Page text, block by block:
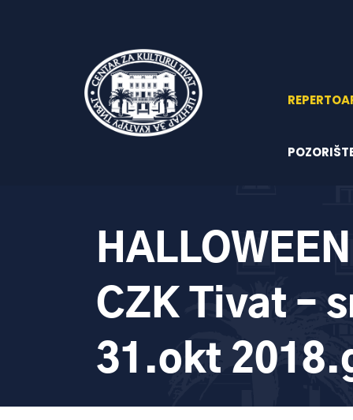
CZK Tivat –
31.okt